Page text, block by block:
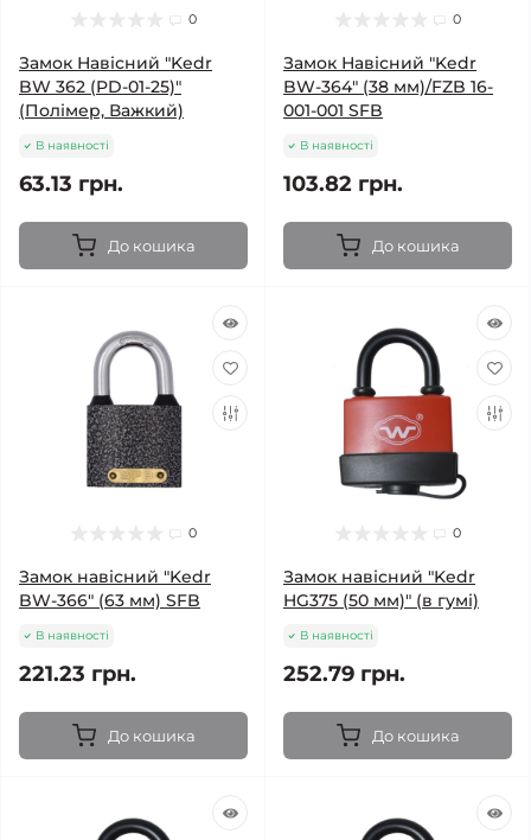
0
Замок Навісний "Kedr
BW 362 (PD-01-25)"
(Полімер, Важкий)
В наявності
63.13 грн.
До кошика
0
Замок Навісний "Kedr
BW-364" (38 мм)/FZB 16-
001-001 SFB
В наявності
103.82 грн.
До кошика
0
Замок навісний "Kedr
BW-366" (63 мм) SFB
В наявності
221.23 грн.
До кошика
0
Замок навісний "Kedr
HG375 (50 мм)" (в гумі)
В наявності
252.79 грн.
До кошика